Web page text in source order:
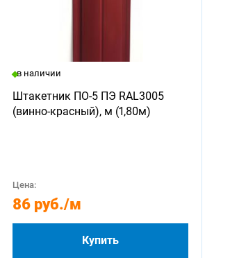
в наличии
Штакетник ПО-5 ПЭ RAL3005
(винно-красный), м (1,80м)
Цена:
86 руб./м
Купить